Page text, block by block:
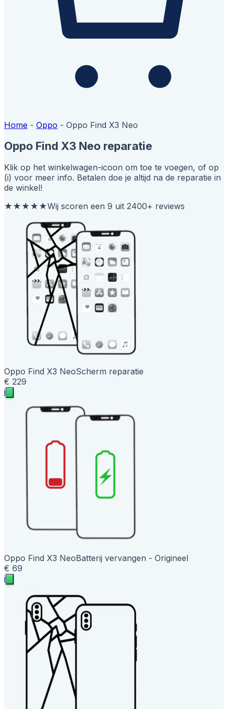
Home - Oppo - Oppo Find X3 Neo
Oppo Find X3 Neo reparatie
Klik op het winkelwagen-icoon om toe te voegen, of op
(i) voor meer info. Betalen doe je altijd na de reparatie in
de winkel!
★★★★★Wij scoren een 9 uit 2400+ reviews
Oppo Find X3 NeoScherm reparatie
€ 229
i
Oppo Find X3 NeoBatterij vervangen - Origineel
€ 69
i